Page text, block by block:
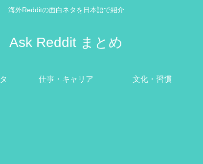
海外Redditの面白ネタを日本語で紹介
Ask Reddit まとめ
仕事・キャリア 文化・習慣